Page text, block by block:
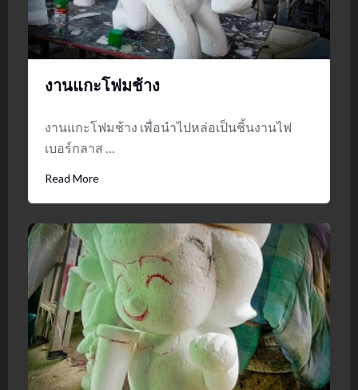
งานแกะโฟมช้าง
งานแกะโฟมช้าง เพื่อนำไปหล่อเป็นชิ้นงานไฟ
เบอร์กลาส …
Read More